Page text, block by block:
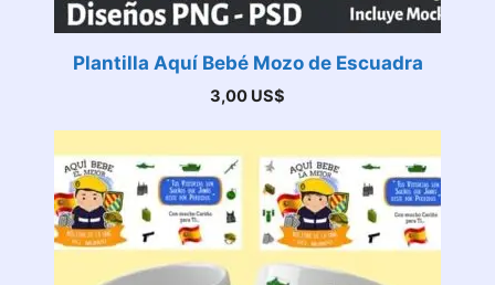
Plantilla Aquí Bebé Mozo de Escuadra
3,00 US$